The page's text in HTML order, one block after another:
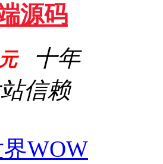
源码
十年
信赖